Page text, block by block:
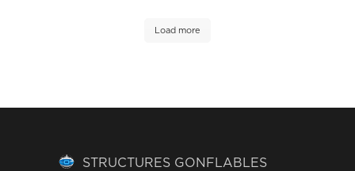
Load more
STRUCTURES GONFLABLES